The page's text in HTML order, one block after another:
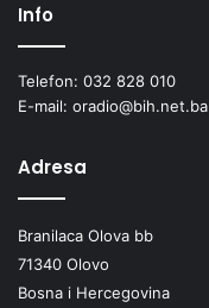
Info
Telefon: 032 828 010
E-mail: oradio@bih.net.ba
Adresa
Branilaca Olova bb
71340 Olovo
Bosna i Hercegovina